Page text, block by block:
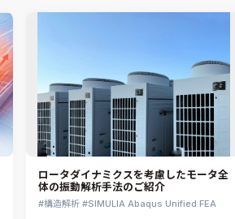
ロータダイナミクスを考慮したモータ全
体の振動解析手法のご紹介
構造解析 SIMULIA Abaqus Unified FEA